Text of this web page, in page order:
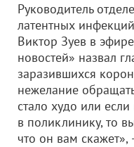
Руководитель
латентных
Виктор Зуев в
новостей» назвал
заразившихся
нежелание
стало худо или
в поликлинику, то
что он вам скажет»,